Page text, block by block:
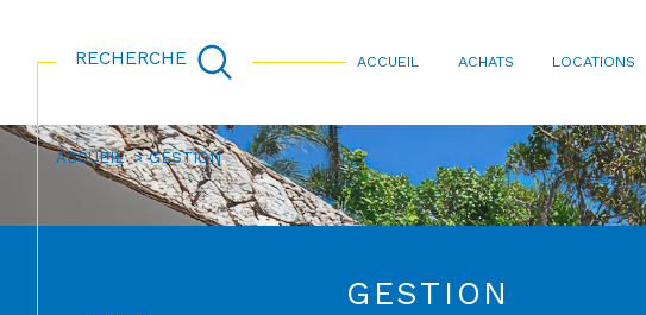
ACCUEIL ACHATS LOCATIONS
RECHERCHE
Acheter Louer
de l'immo pro
ACCUEIL GESTION
GESTION